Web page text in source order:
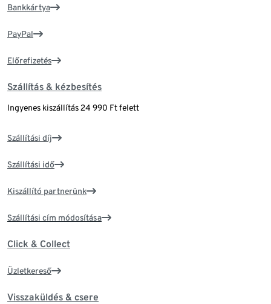
Bankkártya
PayPal
Előrefizetés
Szállítás & kézbesítés
Ingyenes kiszállítás 24 990 Ft felett
Szállítási díj
Szállítási idő
Kiszállító partnerünk
Szállítási cím módosítása
Click & Collect
Üzletkereső
Visszaküldés & csere